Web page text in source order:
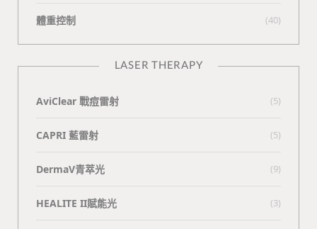
體重控制 (40)
LASER THERAPY
AviClear 戰痘雷射 (5)
CAPRI 藍雷射 (5)
DermaV青萃光 (9)
HEALITE II賦能光 (3)